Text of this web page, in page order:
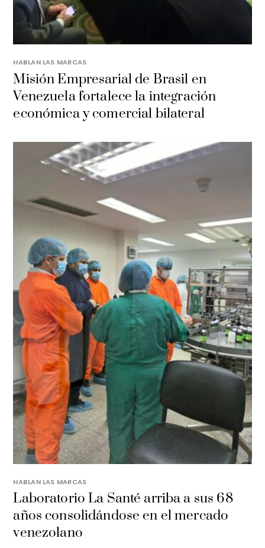
HABLAN LAS MARCAS
Misión Empresarial de Brasil en
Venezuela fortalece la integración
económica y comercial bilateral
HABLAN LAS MARCAS
Laboratorio La Santé arriba a sus 68
años consolidándose en el mercado
venezolano